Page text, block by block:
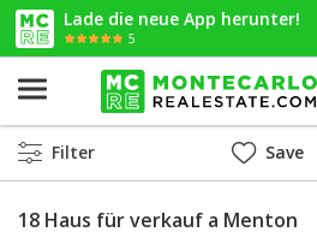
Lade die neue App herunter!
5
Filter Save
18 Haus für verkauf a Menton